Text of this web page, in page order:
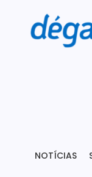
NOTÍCIAS